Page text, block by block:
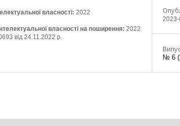
власності: 2022
власності на поширення: 2022
від 24.11.2022 р.
№ 6